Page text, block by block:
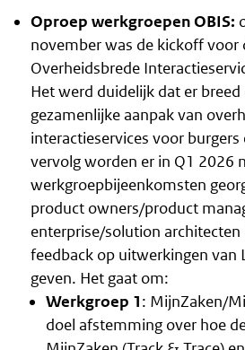
Oproep werkgroepen OBIS:
november was de kickoff voor
Overheidsbrede
Het werd duidelijk dat er
gezamenlijke aanpak van
interactieservices voor
vervolg worden er in Q1 2026
werkgroepbijeenkomsten
product owners/product
enterprise/solution
feedback op uitwerkingen van
geven. Het gaat om:
Werkgroep 1: MijnZaken/
doel afstemming over hoe